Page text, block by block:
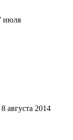
июля
8 августа 2014